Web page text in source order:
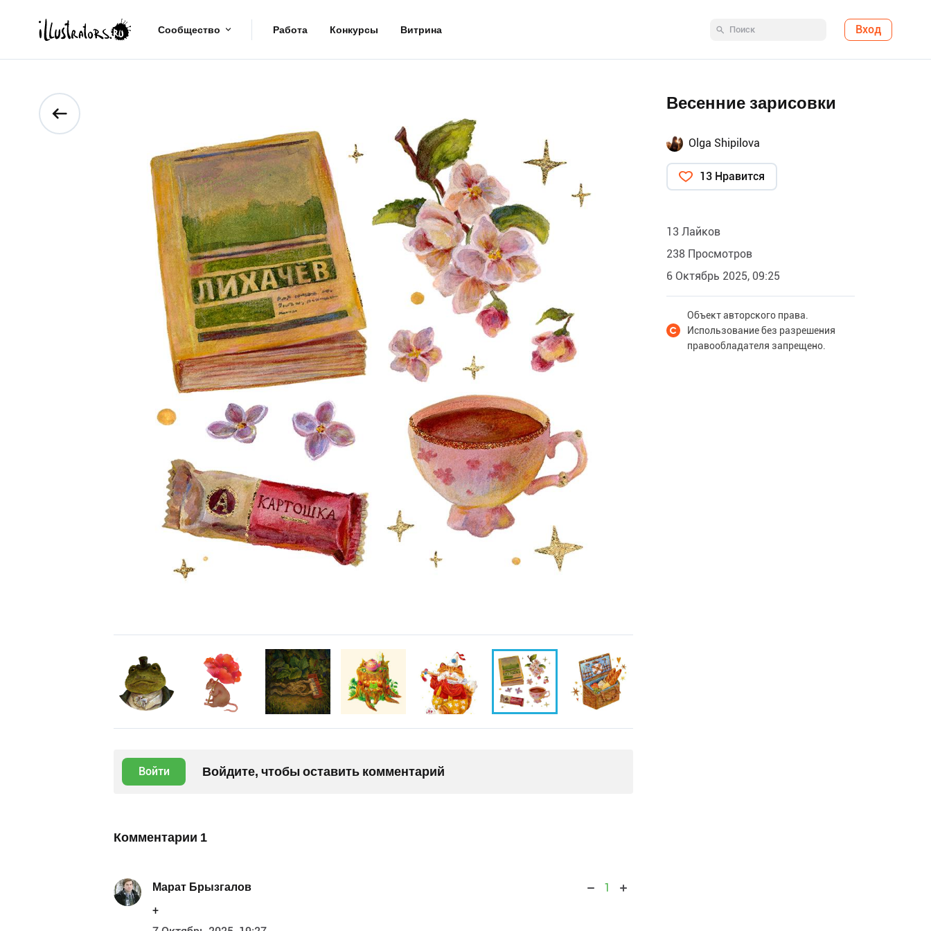
Сообщество Работа Конкурсы Витрина Вход
Войти Войдите, чтобы оставить комментарий
Комментарии 1
Марат Брызгалов
1
+
Весенние зарисовки
Olga Shipilova
13 Нравится
13 Лайков
238 Просмотров
6 Октябрь 2025, 09:25
Объект авторского права.
Использование без разрешения
правообладателя запрещено.